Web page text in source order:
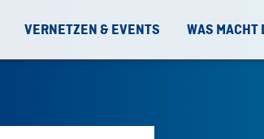
VERNETZEN & EVENTS WAS MACHT